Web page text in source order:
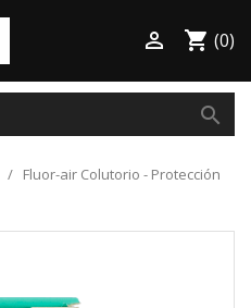
shopping_cart (0)

search
Fluor-air Colutorio - Protección